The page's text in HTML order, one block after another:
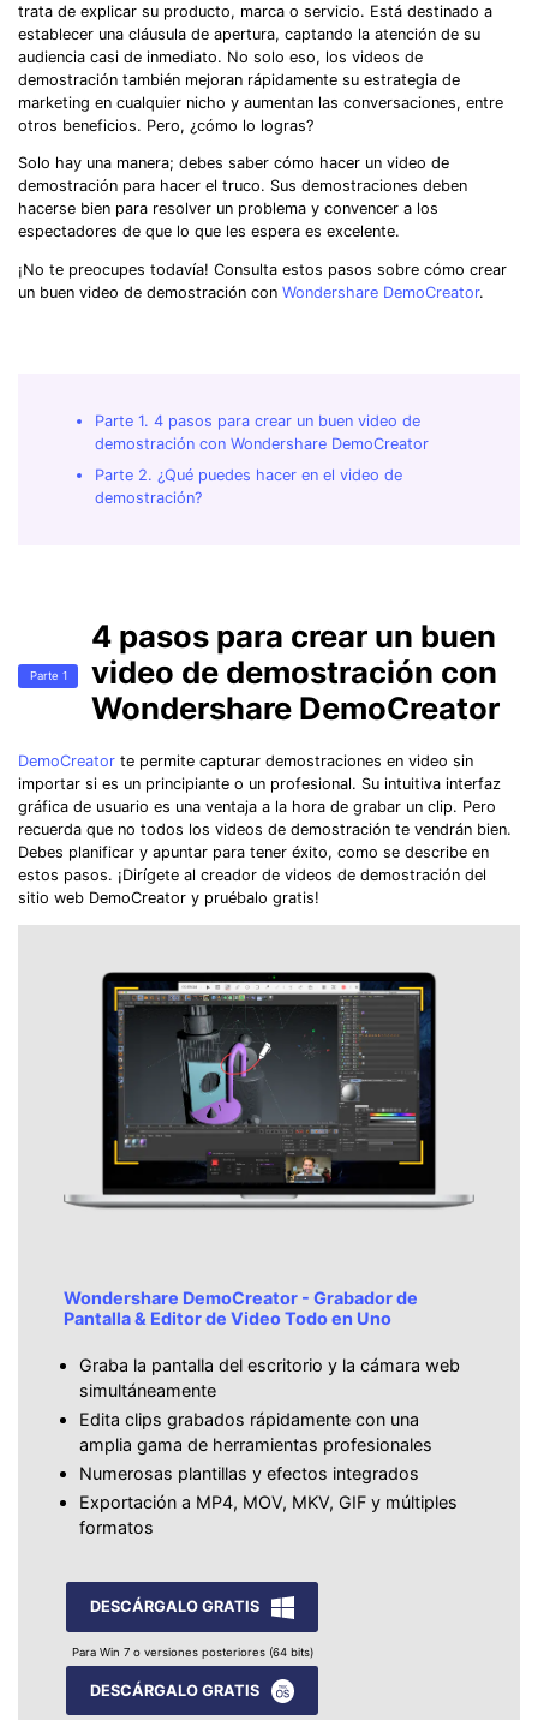
trata de explicar su producto, marca o servicio. Está destinado a
establecer una cláusula de apertura, captando la atención de su
audiencia casi de inmediato. No solo eso, los videos de
demostración también mejoran rápidamente su estrategia de
marketing en cualquier nicho y aumentan las conversaciones, entre
otros beneficios. Pero, ¿cómo lo logras?
Solo hay una manera; debes saber cómo hacer un video de
demostración para hacer el truco. Sus demostraciones deben
hacerse bien para resolver un problema y convencer a los
espectadores de que lo que les espera es excelente.
¡No te preocupes todavía! Consulta estos pasos sobre cómo crear
un buen video de demostración con Wondershare DemoCreator.
Parte 1. 4 pasos para crear un buen video de
demostración con Wondershare DemoCreator
Parte 2. ¿Qué puedes hacer en el video de
demostración?
Parte 1
4 pasos para crear un buen
video de demostración con
Wondershare DemoCreator
DemoCreator te permite capturar demostraciones en video sin
importar si es un principiante o un profesional. Su intuitiva interfaz
gráfica de usuario es una ventaja a la hora de grabar un clip. Pero
recuerda que no todos los videos de demostración te vendrán bien.
Debes planificar y apuntar para tener éxito, como se describe en
estos pasos. ¡Dirígete al creador de videos de demostración del
sitio web DemoCreator y pruébalo gratis!
Wondershare DemoCreator - Grabador de
Pantalla & Editor de Video Todo en Uno
Graba la pantalla del escritorio y la cámara web
simultáneamente
Edita clips grabados rápidamente con una
amplia gama de herramientas profesionales
Numerosas plantillas y efectos integrados
Exportación a MP4, MOV, MKV, GIF y múltiples
formatos
DESCÁRGALO GRATIS
Para Win 7 o versiones posteriores (64 bits)
DESCÁRGALO GRATIS